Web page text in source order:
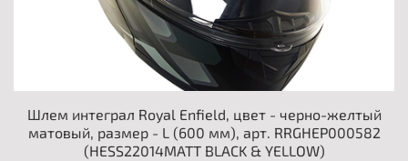
Шлем интеграл Royal Enfield, цвет - черно-желтый
матовый, размер - L (600 мм), арт. RRGHEP000582
(HESS22014MATT BLACK & YELLOW)